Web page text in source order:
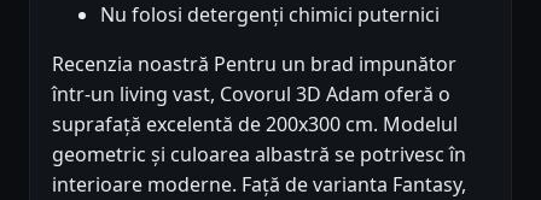
Nu folosi detergenți chimici puternici
Recenzia noastră Pentru un brad impunător
într-un living vast, Covorul 3D Adam oferă o
suprafață excelentă de 200x300 cm. Modelul
geometric și culoarea albastră se potrivesc în
interioare moderne. Față de varianta Fantasy,